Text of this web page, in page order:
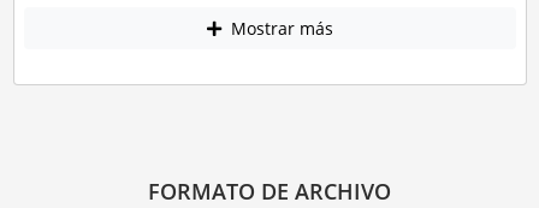
Mostrar más
FORMATO DE ARCHIVO